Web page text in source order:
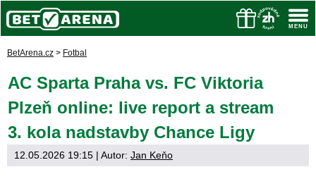
BetArena.cz > Fotbal
AC Sparta Praha vs. FC Viktoria
Plzeň online: live report a stream
3. kola nadstavby Chance Ligy
12.05.2026 19:15 | Autor: Jan Keňo